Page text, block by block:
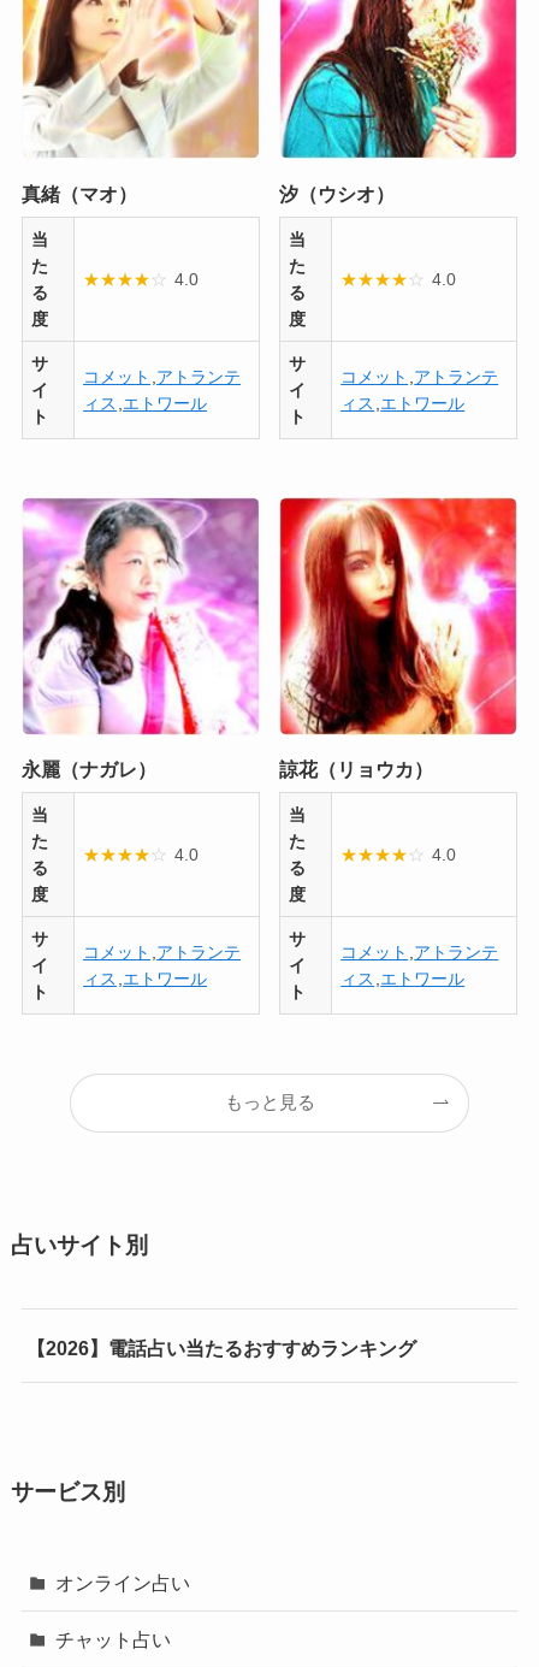
真緒（マオ）
当
た
る
度
★★★★☆ 4.0
サ
イ
ト
コメット アトランテ
ィス エトワール
汐（ウシオ）
当
た
る
度
★★★★☆ 4.0
サ
イ
ト
コメット アトランテ
ィス エトワール
永麗（ナガレ）
当
た
る
度
★★★★☆ 4.0
サ
イ
ト
コメット アトランテ
ィス エトワール
諒花（リョウカ）
当
た
る
度
★★★★☆ 4.0
サ
イ
ト
コメット アトランテ
ィス エトワール
もっと見る
占いサイト別
【2026】電話占い当たるおすすめランキング
サービス別
オンライン占い
チャット占い